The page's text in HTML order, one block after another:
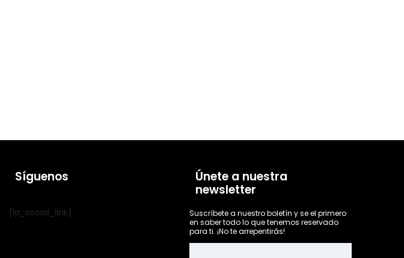
Síguenos
[la_social_link]
Únete a nuestra
newsletter
Suscríbete a nuestro boletín y se el primero
en saber todo lo que tenemos reservado
para ti. ¡No te arrepentirás!